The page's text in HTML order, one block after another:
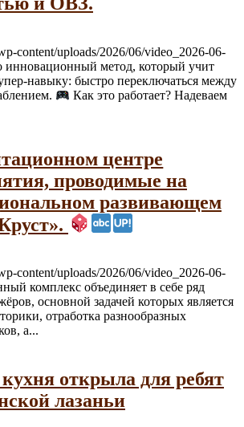
content/uploads/2026/06/video_2026-06-
инновационный метод, который учит
навыку: быстро переключаться между
Как это работает? Надеваем
центре
проводимые на
развивающем
content/uploads/2026/06/video_2026-06-
комплекс объединяет в себе ряд
основной задачей которых является
отработка разнообразных
а...
открыла для ребят
лазаньи